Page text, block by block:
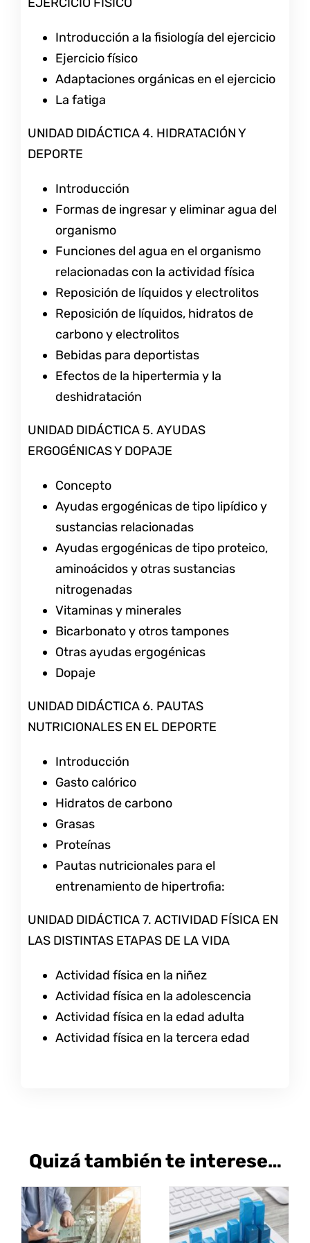
Introducción a la fisiología del ejercicio
Ejercicio físico
Adaptaciones orgánicas en el ejercicio
La fatiga
UNIDAD DIDÁCTICA 4. HIDRATACIÓN Y
DEPORTE
Introducción
Formas de ingresar y eliminar agua del
organismo
Funciones del agua en el organismo
relacionadas con la actividad física
Reposición de líquidos y electrolitos
Reposición de líquidos, hidratos de
carbono y electrolitos
Bebidas para deportistas
Efectos de la hipertermia y la
deshidratación
UNIDAD DIDÁCTICA 5. AYUDAS
ERGOGÉNICAS Y DOPAJE
Concepto
Ayudas ergogénicas de tipo lipídico y
sustancias relacionadas
Ayudas ergogénicas de tipo proteico,
aminoácidos y otras sustancias
nitrogenadas
Vitaminas y minerales
Bicarbonato y otros tampones
Otras ayudas ergogénicas
Dopaje
UNIDAD DIDÁCTICA 6. PAUTAS
NUTRICIONALES EN EL DEPORTE
Introducción
Gasto calórico
Hidratos de carbono
Grasas
Proteínas
Pautas nutricionales para el
entrenamiento de hipertrofia:
UNIDAD DIDÁCTICA 7. ACTIVIDAD FÍSICA EN
LAS DISTINTAS ETAPAS DE LA VIDA
Actividad física en la niñez
Actividad física en la adolescencia
Actividad física en la edad adulta
Actividad física en la tercera edad
Quizá también te interese…
SELECCIONAR
SELECCIONAR